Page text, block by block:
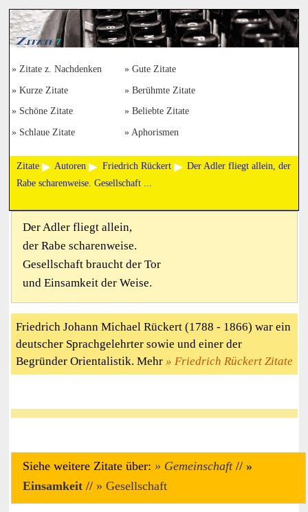
Zitate z. Nachdenken Gute Zitate
Kurze Zitate Berühmte Zitate
Schöne Zitate Beliebte Zitate
Schlaue Zitate Aphorismen
Zitate Autoren Friedrich Rückert
Der Adler fliegt allein, der
Rabe scharenweise. Gesellschaft ...
Der Adler fliegt allein,
der Rabe scharenweise.
Gesellschaft braucht der Tor
und Einsamkeit der Weise.
Friedrich Johann Michael Rückert (1788 - 1866) war ein
deutscher Sprachgelehrter sowie und einer der
Begründer Orientalistik. Mehr
Friedrich Rückert Zitate
Siehe weitere Zitate über: Gemeinschaft//
Einsamkeit // Gesellschaft